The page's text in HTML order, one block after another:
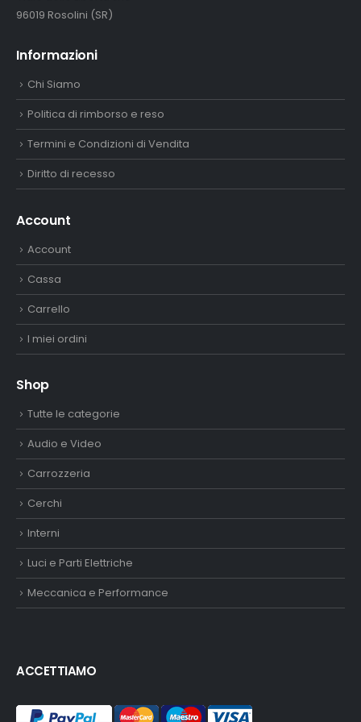
96019 Rosolini (SR)
Informazioni
Chi Siamo
Politica di rimborso e reso
Termini e Condizioni di Vendita
Diritto di recesso
Account
Account
Cassa
Carrello
I miei ordini
Shop
Tutte le categorie
Audio e Video
Carrozzeria
Cerchi
Interni
Luci e Parti Elettriche
Meccanica e Performance
ACCETTIAMO